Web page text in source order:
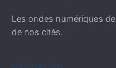
Les ondes numériques
de nos cités.